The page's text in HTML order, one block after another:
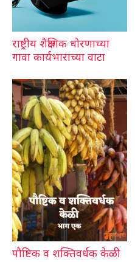
राष्ट्रीय शैक्षणिक धोरणाच्या
गावा कार्यभाराच्या वाटा
पौष्टिक व शक्तिवर्धक केळी